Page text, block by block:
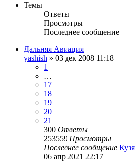
Темы
Ответы
Просмотры
Последнее сообщение
Дальняя Авиация
yashish » 03 дек 2008 11:18
1
…
17
18
19
20
21
300 Ответы
253559 Просмотры
Последнее сообщение Кузя
06 апр 2021 22:17